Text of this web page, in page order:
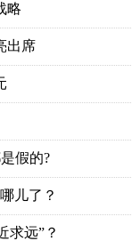
略
出席
假的?
儿了？
求远”？